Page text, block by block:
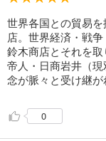
世界各国との貿易
店。世界経済・戦
鈴木商店とそれを
帝人・日商岩井（
念が脈々と受け継が
0